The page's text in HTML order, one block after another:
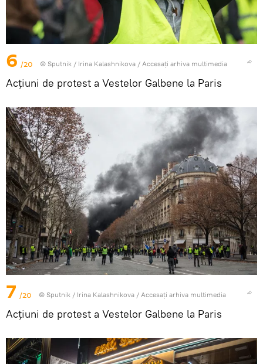
6 /20 © Sputnik / Irina Kalashnikova / Accesați arhiva multimedia
Acțiuni de protest a Vestelor Galbene la Paris
7 /20 © Sputnik / Irina Kalashnikova / Accesați arhiva multimedia
Acțiuni de protest a Vestelor Galbene la Paris